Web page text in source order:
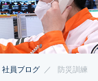
社員ブログ 防災訓練